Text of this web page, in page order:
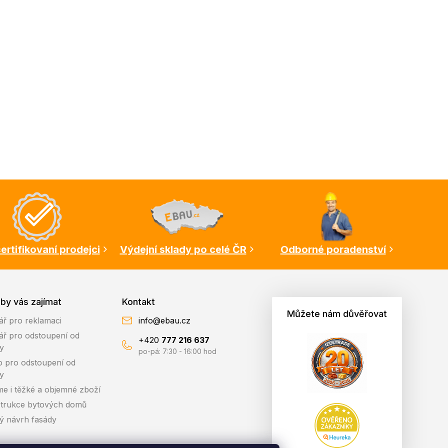
prodejci Výdejní sklady po celé ČR Odborné poradenství
vás zajímat
pro reklamaci
pro odstoupení od
pro odstoupení od
i těžké a objemné zboží
bytových domů
návrh fasády
Kontakt
info@ebau.cz
+420 777 216 637
po-pá: 7:30 - 16:00 hod
Můžete nám důvěřovat